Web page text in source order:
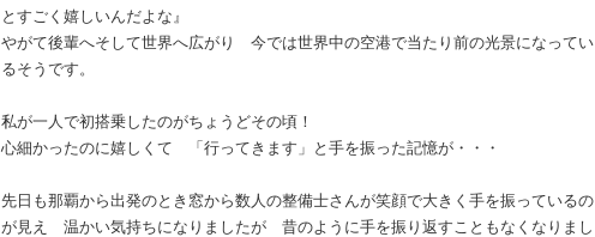
とすごく嬉しいんだよな』
やがて後輩へそして世界へ広がり 今では世界中の空港で当たり前の光景になってい
るそうです。
私が一人で初搭乗したのがちょうどその頃！
心細かったのに嬉しくて 「行ってきます」と手を振った記憶が・・・
先日も那覇から出発のとき窓から数人の整備士さんが笑顔で大きく手を振っているの
が見え 温かい気持ちになりましたが 昔のように手を振り返すこともなくなりまし